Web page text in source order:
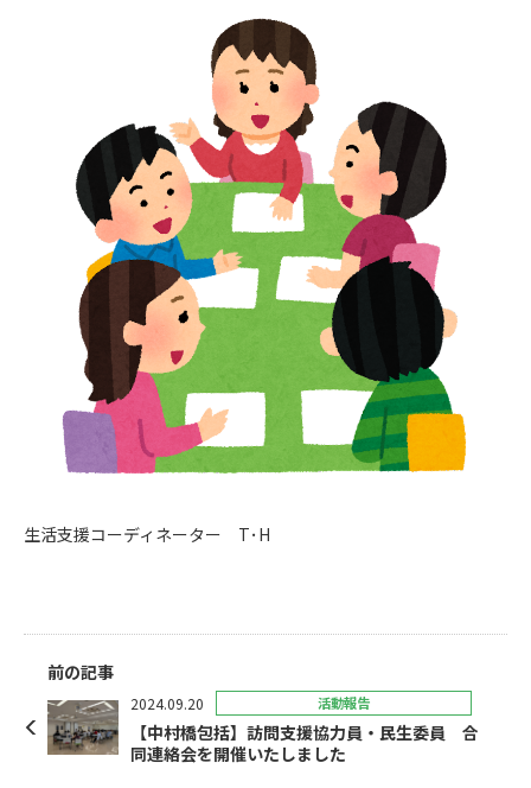
生活支援コーディネーター T･H
前の記事
2024.09.20 活動報告
【中村橋包括】訪問支援協力員・民生委員 合
同連絡会を開催いたしました